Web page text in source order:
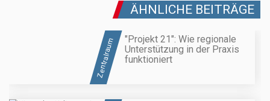
ÄHNLICHE BEITRÄGE
Zentralraum
"Projekt 21": Wie regionale
Unterstützung in der Praxis
funktioniert